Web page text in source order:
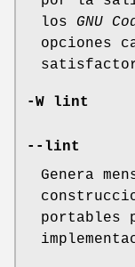
los GNU
opciones
-W lint
--lint
Genera
portables